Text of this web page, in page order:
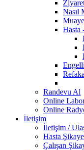
Nasıl
Hasta
Randevu Al
Online
Online
İletişim
İletişim /
Hasta
Çalışan